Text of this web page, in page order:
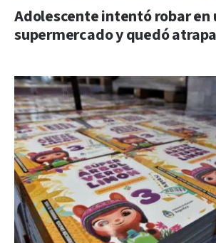
Adolescente intentó robar en
supermercado y quedó